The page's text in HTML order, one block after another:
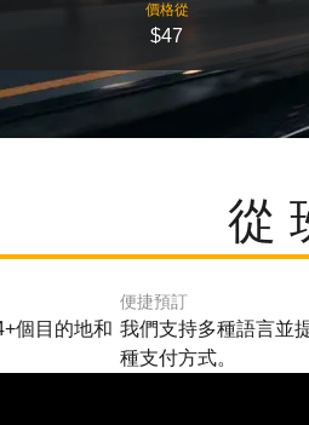
價格從
$47
從
個目的地和
便捷預訂
我們支持多種語言並
種支付方式。